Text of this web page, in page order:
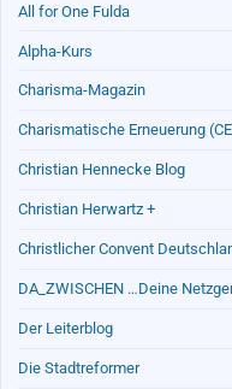
All for One Fulda
Alpha-Kurs
Charisma-Magazin
Charismatische Erneuerung
Christian Hennecke Blog
Christian Herwartz +
Christlicher Convent
DA_ZWISCHEN …Deine
Der Leiterblog
Die Stadtreformer